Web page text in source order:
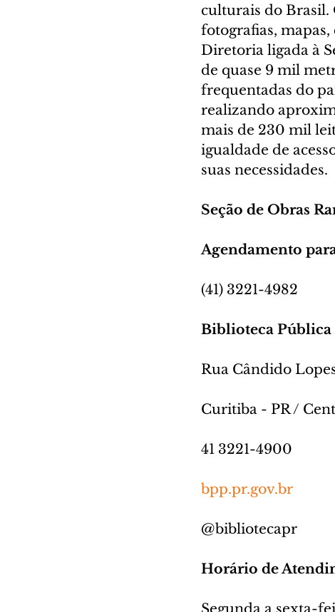
culturais do Brasil.
fotografias,
Diretoria ligada à
de quase 9 mil
frequentadas do
realizando
mais de 230 mil
igualdade de
suas necessidades.
Seção de Obras
Agendamento
(41) 3221-4982
Biblioteca Pública
Rua Cândido
Curitiba - PR /
41 3221-4900
bpp.pr.gov.br
@bibliotecapr
Horário de